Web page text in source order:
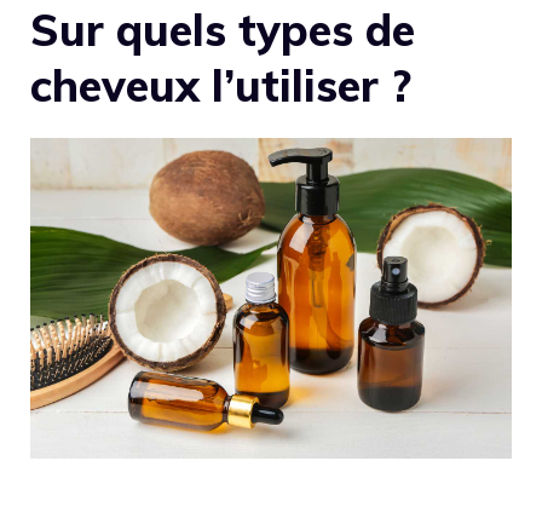
Sur quels types de
cheveux l’utiliser ?